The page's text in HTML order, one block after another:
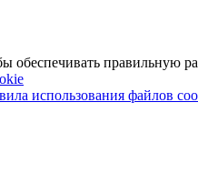
правильную
использования файлов